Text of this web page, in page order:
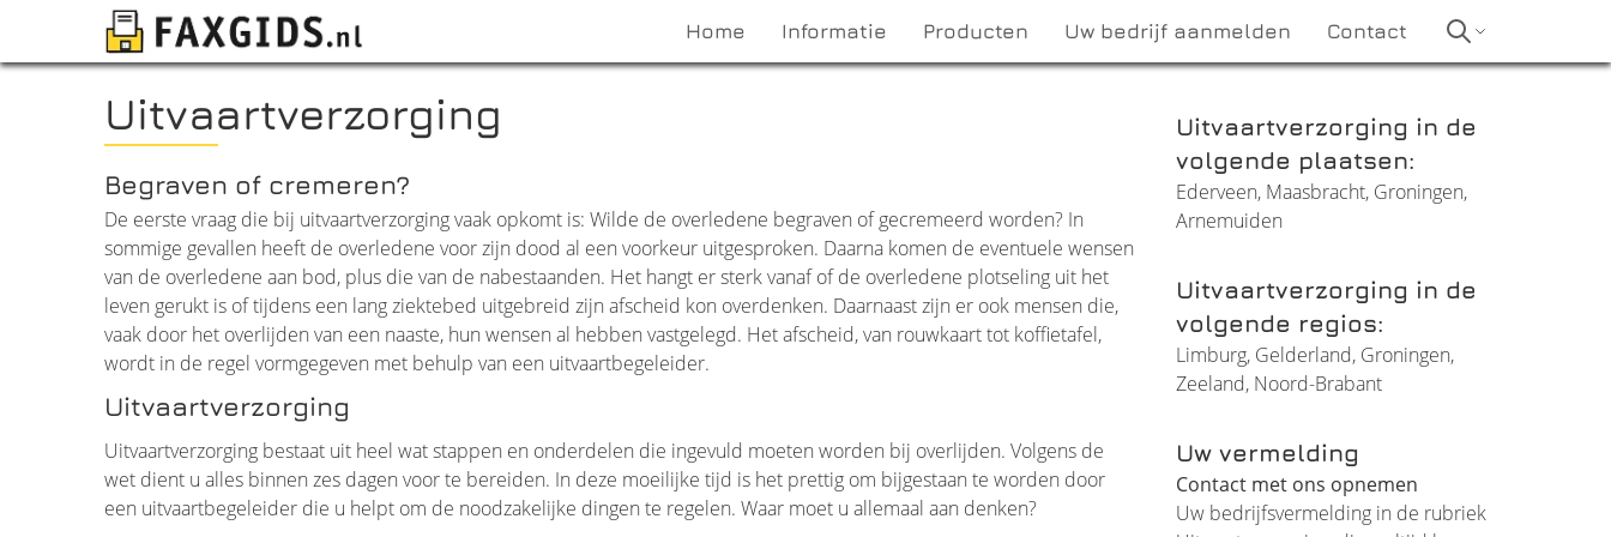
Home Informatie Producten Uw bedrijf aanmelden Contact
Uitvaartverzorging
Begraven of cremeren?
De eerste vraag die bij uitvaartverzorging vaak opkomt is: Wilde de overledene begraven of gecremeerd worden? In
sommige gevallen heeft de overledene voor zijn dood al een voorkeur uitgesproken. Daarna komen de eventuele wensen
van de overledene aan bod, plus die van de nabestaanden. Het hangt er sterk vanaf of de overledene plotseling uit het
leven gerukt is of tijdens een lang ziektebed uitgebreid zijn afscheid kon overdenken. Daarnaast zijn er ook mensen die,
vaak door het overlijden van een naaste, hun wensen al hebben vastgelegd. Het afscheid, van rouwkaart tot koffietafel,
wordt in de regel vormgegeven met behulp van een uitvaartbegeleider.
Uitvaartverzorging
Uitvaartverzorging bestaat uit heel wat stappen en onderdelen die ingevuld moeten worden bij overlijden. Volgens de
wet dient u alles binnen zes dagen voor te bereiden. In deze moeilijke tijd is het prettig om bijgestaan te worden door
een uitvaartbegeleider die u helpt om de noodzakelijke dingen te regelen. Waar moet u allemaal aan denken?
Uitvaartverzorging in de
volgende plaatsen:
Ederveen, Maasbracht, Groningen,
Arnemuiden
Uitvaartverzorging in de
volgende regios:
Limburg, Gelderland, Groningen,
Zeeland, Noord-Brabant
Uw vermelding
Contact met ons opnemen
Uw bedrijfsvermelding in de rubriek